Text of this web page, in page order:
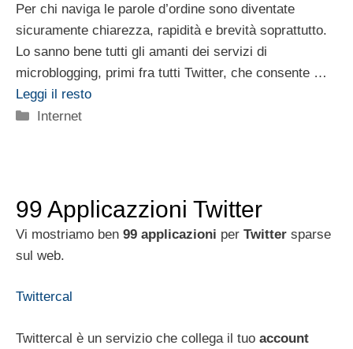
Per chi naviga le parole d’ordine sono diventate
sicuramente chiarezza, rapidità e brevità soprattutto.
Lo sanno bene tutti gli amanti dei servizi di
microblogging, primi fra tutti Twitter, che consente …
Leggi il resto
Categorie
Internet
99 Applicazzioni Twitter
Vi mostriamo ben 99 applicazioni per Twitter sparse
sul web.
Twittercal
Twittercal è un servizio che collega il tuo account